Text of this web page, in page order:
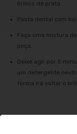
brinco de prata.
Pasta dental com
Faça uma mistura
peça.
Deixe agir por 5
um detergente
forma irá voltar o